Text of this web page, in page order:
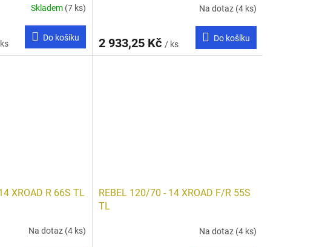
Skladem (7 ks)
Do košíku
Na dotaz (4 ks)
2 933,25 Kč / ks
Do košíku
XROAD R 66S TL
Na dotaz (4 ks)
REBEL 120/70 - 14 XROAD F/R 55S
TL
Na dotaz (4 ks)